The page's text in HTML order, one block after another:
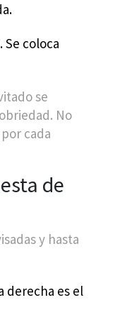
Se coloca
se
No
cada
de
y hasta
derecha es el